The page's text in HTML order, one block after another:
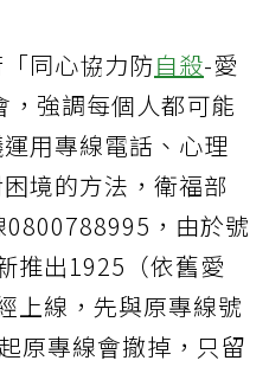
同心協力防自殺-愛
，強調每個人都可能
用專線電話、心理
境的方法，衛福部
，由於號
推出1925（依舊愛
上線，先與原專線號
原專線會撤掉，只留